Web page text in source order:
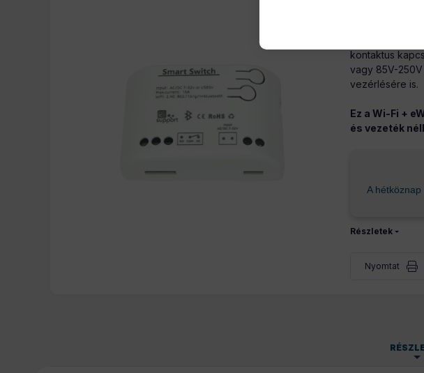
A SmartWise
kontaktus
vagy 85V-
vezérlésére is.
Ez a Wi-Fi +
és vezeték
A
Részletek
Nyomtat